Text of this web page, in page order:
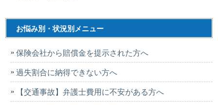
お悩み別・状況別メニュー
保険会社から賠償金を提示された方へ
過失割合に納得できない方へ
【交通事故】弁護士費用に不安がある方へ